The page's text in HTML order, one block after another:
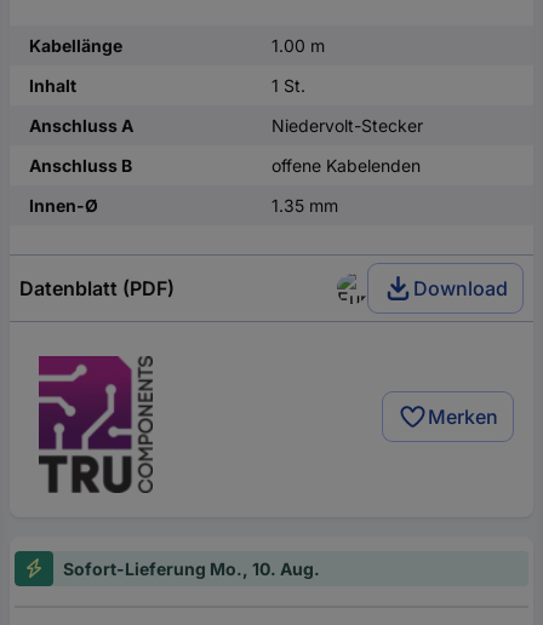
Kabellänge
1.00 m
Inhalt
1 St.
Anschluss A
Niedervolt-Stecker
Anschluss B
offene Kabelenden
Innen-Ø
1.35 mm
Datenblatt (PDF) Download
Merken
Sofort-Lieferung Mo., 10. Aug.